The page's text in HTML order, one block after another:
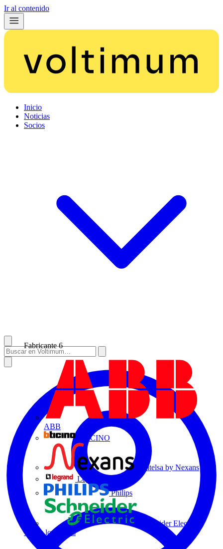
Ir al contenido
Inicio
Noticias
Socios
Fabricante 6
ABB
BTICINO
Centelsa by Nexans
Legrand
Philips
Schneider Electric
Todos los socios